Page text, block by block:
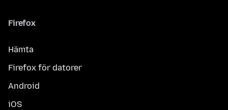
Firefox
Hämta
Firefox för datorer
Android
iOS